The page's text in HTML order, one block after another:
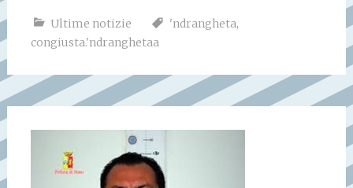
Ultime notizie 'ndrangheta,
congiusta.'ndranghetaa